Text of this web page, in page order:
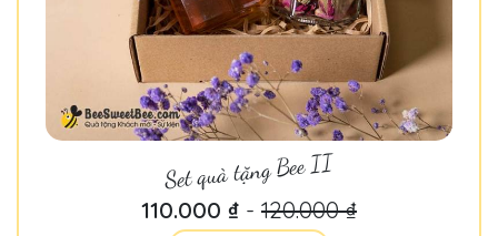
Set quà tặng Bee II
110.000 ₫ - 120.000 ₫